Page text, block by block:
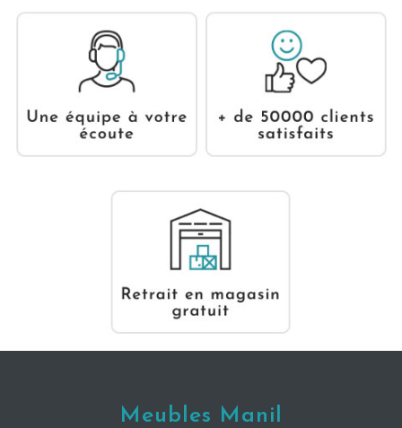
Meubles Manil